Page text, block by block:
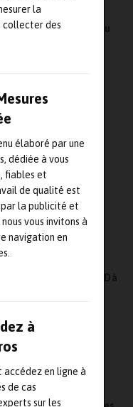
la
collecter des
élaboré par une
dédiée à vous
fiables et
de qualité est
par la publicité et
vous invitons à
navigation en
à
accédez en ligne à
de cas
sur les
l’ouverture d’un nouveau
la main sur Tecnatom
fois réélu
dans le domaine des CND à
décembre sur
CND